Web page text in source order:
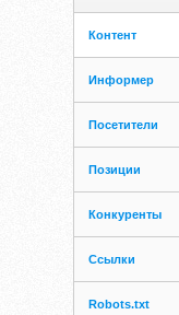
Контент
Информер
Посетители
Позиции
Конкуренты
Ссылки
Robots.txt